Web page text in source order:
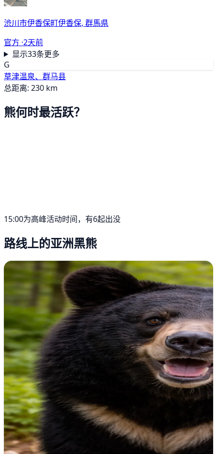
渋川市伊香保町伊香保, 群馬県
官方 ·2天前
显示33条更多
G
草津温泉、群马县
总距离: 230 km
熊何时最活跃？
15:00为高峰活动时间，有6起出没
路线上的亚洲黑熊